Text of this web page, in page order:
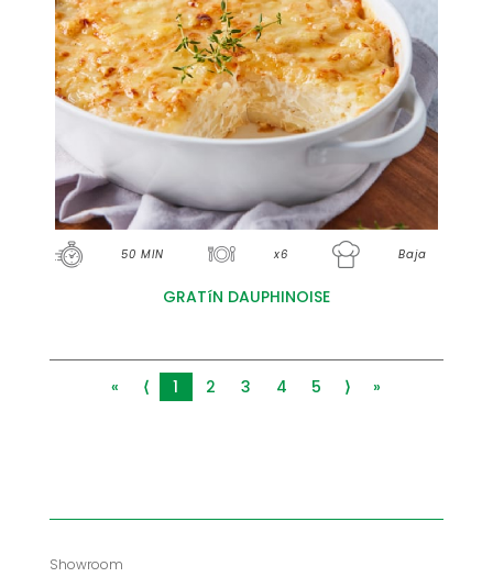
50 MIN x6 Baja
GRATíN DAUPHINOISE
« ⟨ 1 2 3 4 5 ⟩ »
Showroom